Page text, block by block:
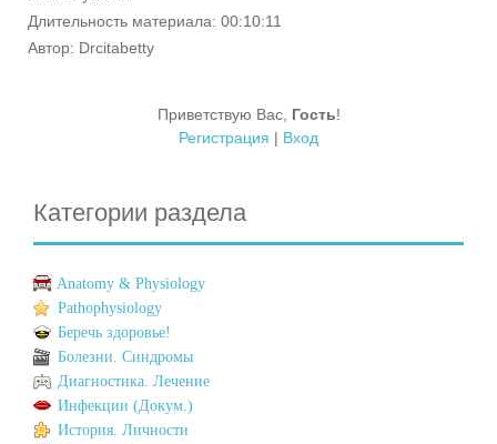
Длительность материала: 00:10:11
Автор: Drcitabetty
Приветствую Вас, Гость!
Регистрация | Вход
Категории раздела
Anatomy & Physiology
Pathophysiology
Беречь здоровье!
Болезни. Синдромы
Диагностика. Лечение
Инфекции (Докум.)
История. Личности